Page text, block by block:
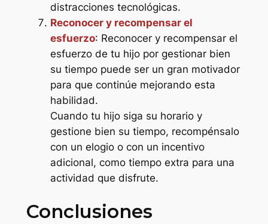
distracciones tecnológicas.
Reconocer y recompensar el
esfuerzo: Reconocer y recompensar el
esfuerzo de tu hijo por gestionar bien
su tiempo puede ser un gran motivador
para que continúe mejorando esta
habilidad.
Cuando tu hijo siga su horario y
gestione bien su tiempo, recompénsalo
con un elogio o con un incentivo
adicional, como tiempo extra para una
actividad que disfrute.
Conclusiones